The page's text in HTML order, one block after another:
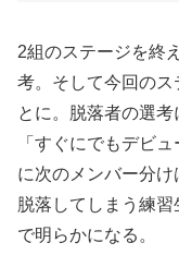
2組のステージを終
考。そして今回のス
とに。脱落者の選考
「すぐにでもデビ
に次のメンバー分
脱落してしまう練
で明らかになる。